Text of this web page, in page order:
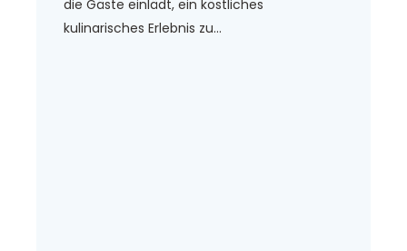
die Gäste einlädt, ein köstliches
kulinarisches Erlebnis zu...